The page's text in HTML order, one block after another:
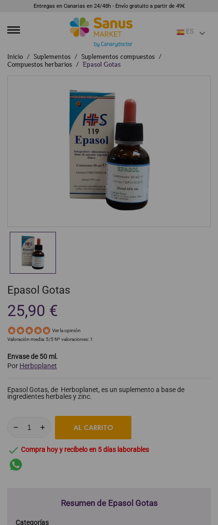
Entregas en Canarias en 24/48h - Envío gratuito a partir de 49€
ES
Inicio Suplementos
Suplementos compuestos
Compuestos herbarios
Epasol Gotas
Epasol Gotas
25,90 €
Ver la opinión
Valoración media: 5/5 Nº valoraciones: 1
Envase de 50 ml.
Por Herboplanet
Epasol Gotas, de Herboplanet, es un suplemento a base de
ingredientes herbales y zinc.
AL CARRITO
 Compra hoy y recíbelo en 5 días laborables
Resumen de Epasol Gotas
Categorías